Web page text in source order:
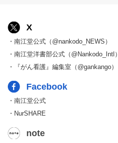
X
・南江堂公式（@nankodo_NEWS）
・南江堂洋書部公式（@Nankodo_Intl）
・『がん看護』編集室（@gankango）
Facebook
・南江堂公式
・NurSHARE
note